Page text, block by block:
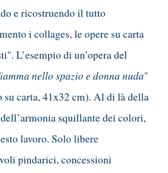
e ricostruendo il tutto
i collages, le opere su carta
L’esempio di un’opera del
nello spazio e donna nuda"
carta, 41x32 cm). Al di là della
squillante dei colori,
lavoro. Solo libere
pindarici, concessioni